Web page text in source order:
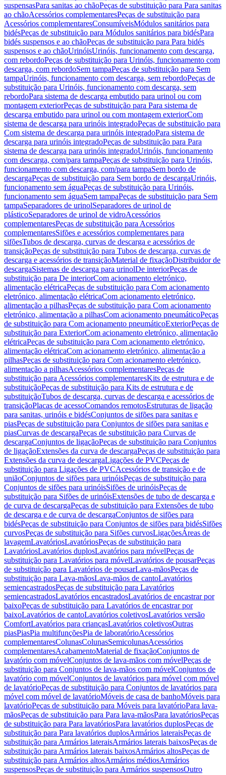
suspensasPara sanitas ao chãoPeças de substituição para Para sanitas
ao chãoAcessórios complementaresPeças de substituição para
Acessórios complementaresConsumíveisMódulos sanitários para
bidésPeças de substituição para Módulos sanitários para bidésPara
bidés suspensos e ao chãoPeças de substituição para Para bidés
suspensos e ao chãoUrinóisUrinóis, funcionamento com descarga,
com rebordoPeças de substituição para Urinóis, funcionamento com
descarga, com rebordoSem tampaPeças de substituição para Sem
tampaUrinóis, funcionamento com descarga, sem rebordoPeças de
substituição para Urinóis, funcionamento com descarga, sem
rebordoPara sistema de descarga embutido para urinol ou com
montagem exteriorPeças de substituição para Para sistema de
descarga embutido para urinol ou com montagem exteriorCom
sistema de descarga para urinóis integradoPeças de substituição para
Com sistema de descarga para urinóis integradoPara sistema de
descarga para urinóis integradoPeças de substituição para Para
sistema de descarga para urinóis integradoUrinóis, funcionamento
com descarga, com/para tampaPeças de substituição para Urinóis,
funcionamento com descarga, com/para tampaSem bordo de
descargaPeças de substituição para Sem bordo de descargaUrinóis,
funcionamento sem águaPeças de substituição para Urinóis,
funcionamento sem águaSem tampaPeças de substituição para Sem
tampaSeparadores de urinolSeparadores de urinol de
plásticoSeparadores de urinol de vidroAcessórios
complementaresPeças de substituição para Acessórios
complementaresSifões e acessórios complementares para
sifõesTubos de descarga, curvas de descarga e acessórios de
transiçãoPeças de substituição para Tubos de descarga, curvas de
descarga e acessórios de transiçãoMaterial de fixaçãoDistribuidor de
descargaSistemas de descarga para urinolDe interiorPeças de
substituição para De interiorCom acionamento eletrónico,
alimentação elétricaPeças de substituição para Com acionamento
eletrónico, alimentação elétricaCom acionamento eletrónico,
alimentação a pilhasPeças de substituição para Com acionamento
eletrónico, alimentação a pilhasCom acionamento pneumáticoPeças
de substituição para Com acionamento pneumáticoExteriorPeças de
substituição para ExteriorCom acionamento eletrónico, alimentação
elétricaPeças de substituição para Com acionamento eletrónico,
alimentação elétricaCom acionamento eletrónico, alimentação a
pilhasPeças de substituição para Com acionamento eletrónico,
alimentação a pilhasAcessórios complementaresPeças de
substituição para Acessórios complementaresKits de estrutura e de
substituiçãoPeças de substituição para Kits de estrutura e de
substituiçãoTubos de descarga, curvas de descarga e acessórios de
transiçãoPlacas de acessoComandos remotosEstruturas de ligação
para sanitas, urinóis e bidésConjuntos de sifões para sanitas e
piasPeças de substituição para Conjuntos de sifões para sanitas e
piasCurvas de descargaPeças de substituição para Curvas de
descargaConjuntos de ligaçãoPeças de substituição para Conjuntos
de ligaçãoExtensões da curva de descargaPeças de substituição para
Extensões da curva de descargaLigações de PVCPeças de
substituição para Ligações de PVCAcessórios de transição e de
uniãoConjuntos de sifões para urinóisPeças de substituição para
Conjuntos de sifões para urinóisSifões de urinóisPeças de
substituição para Sifões de urinóisExtensões de tubo de descarga e
de curva de descargaPeças de substituição para Extensões de tubo
de descarga e de curva de descargaConjuntos de sifões para
bidésPeças de substituição para Conjuntos de sifões para bidésSifões
curvosPeças de substituição para Sifões curvosLigaçõesÁreas de
lavagemLavatóriosLavatóriosPeças de substituição para
LavatóriosLavatórios duplosLavatórios para móvelPeças de
substituição para Lavatórios para móvelLavatórios de pousarPeças
de substituição para Lavatórios de pousarLava-mãosPeças de
substituição para Lava-mãosLava-mãos de cantoLavatórios
semiencastradosPeças de substituição para Lavatórios
semiencastradosLavatórios encastradosLavatórios de encastrar por
baixoPeças de substituição para Lavatórios de encastrar por
baixoLavatórios de cantoLavatórios coletivosLavatórios versão
ComfortLavatórios para criançasLavatórios coletivosOutras
piasPiasPia multifunçõesPia de laboratórioAcessórios
complementaresColunasColunasSemicolunasAcessórios
complementaresAcabamentoMaterial de fixaçãoConjuntos de
lavatório com móvelConjuntos de lava-mãos com móvelPeças de
substituição para Conjuntos de lava-mãos com móvelConjuntos de
lavatório com móvelConjuntos de lavatórios para móvel com móvel
de lavatórioPeças de substituição para Conjuntos de lavatórios para
móvel com móvel de lavatórioMóveis de casa de banhoMóveis para
lavatórioPeças de substituição para Móveis para lavatórioPara lava-
mãosPeças de substituição para Para lava-mãosPara lavatóriosPeças
de substituição para Para lavatóriosPara lavatórios duplosPeças de
substituição para Para lavatórios duplosArmários lateraisPeças de
substituição para Armários lateraisArmários laterais baixosPeças de
substituição para Armários laterais baixosArmários altosPeças de
substituição para Armários altosArmários médiosArmários
suspensosPeças de substituição para Armários suspensosOutro